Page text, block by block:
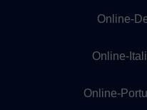
Online-
Online-
Online-